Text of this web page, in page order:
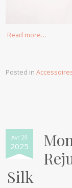
Read more…
Posted in
Avr 29
2025
Silk